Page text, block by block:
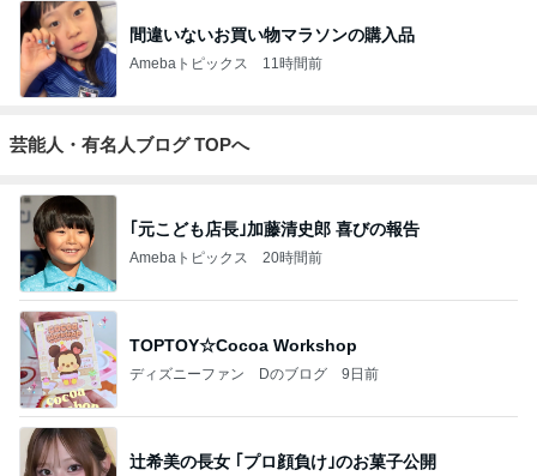
間違いないお買い物マラソンの購入品
Amebaトピックス 11時間前
芸能人・有名人ブログ TOPへ
｢元こども店長｣加藤清史郎 喜びの報告
Amebaトピックス 20時間前
TOPTOY☆Cocoa Workshop
ディズニーファン Dのブログ 9日前
辻希美の長女 ｢プロ顔負け｣のお菓子公開